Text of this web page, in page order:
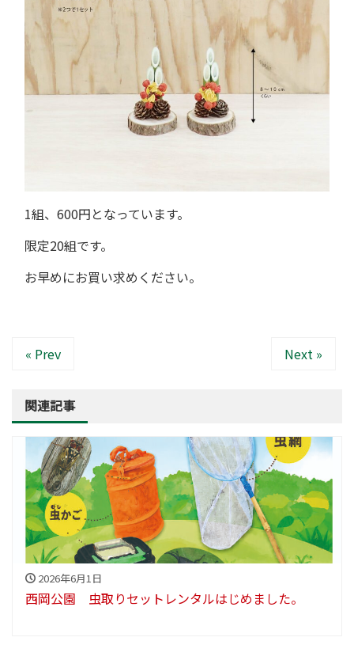
1組、600円となっています。
限定20組です。
お早めにお買い求めください。
« Prev Next »
関連記事
2026年6月1日
西岡公園 虫取りセットレンタルはじめました。